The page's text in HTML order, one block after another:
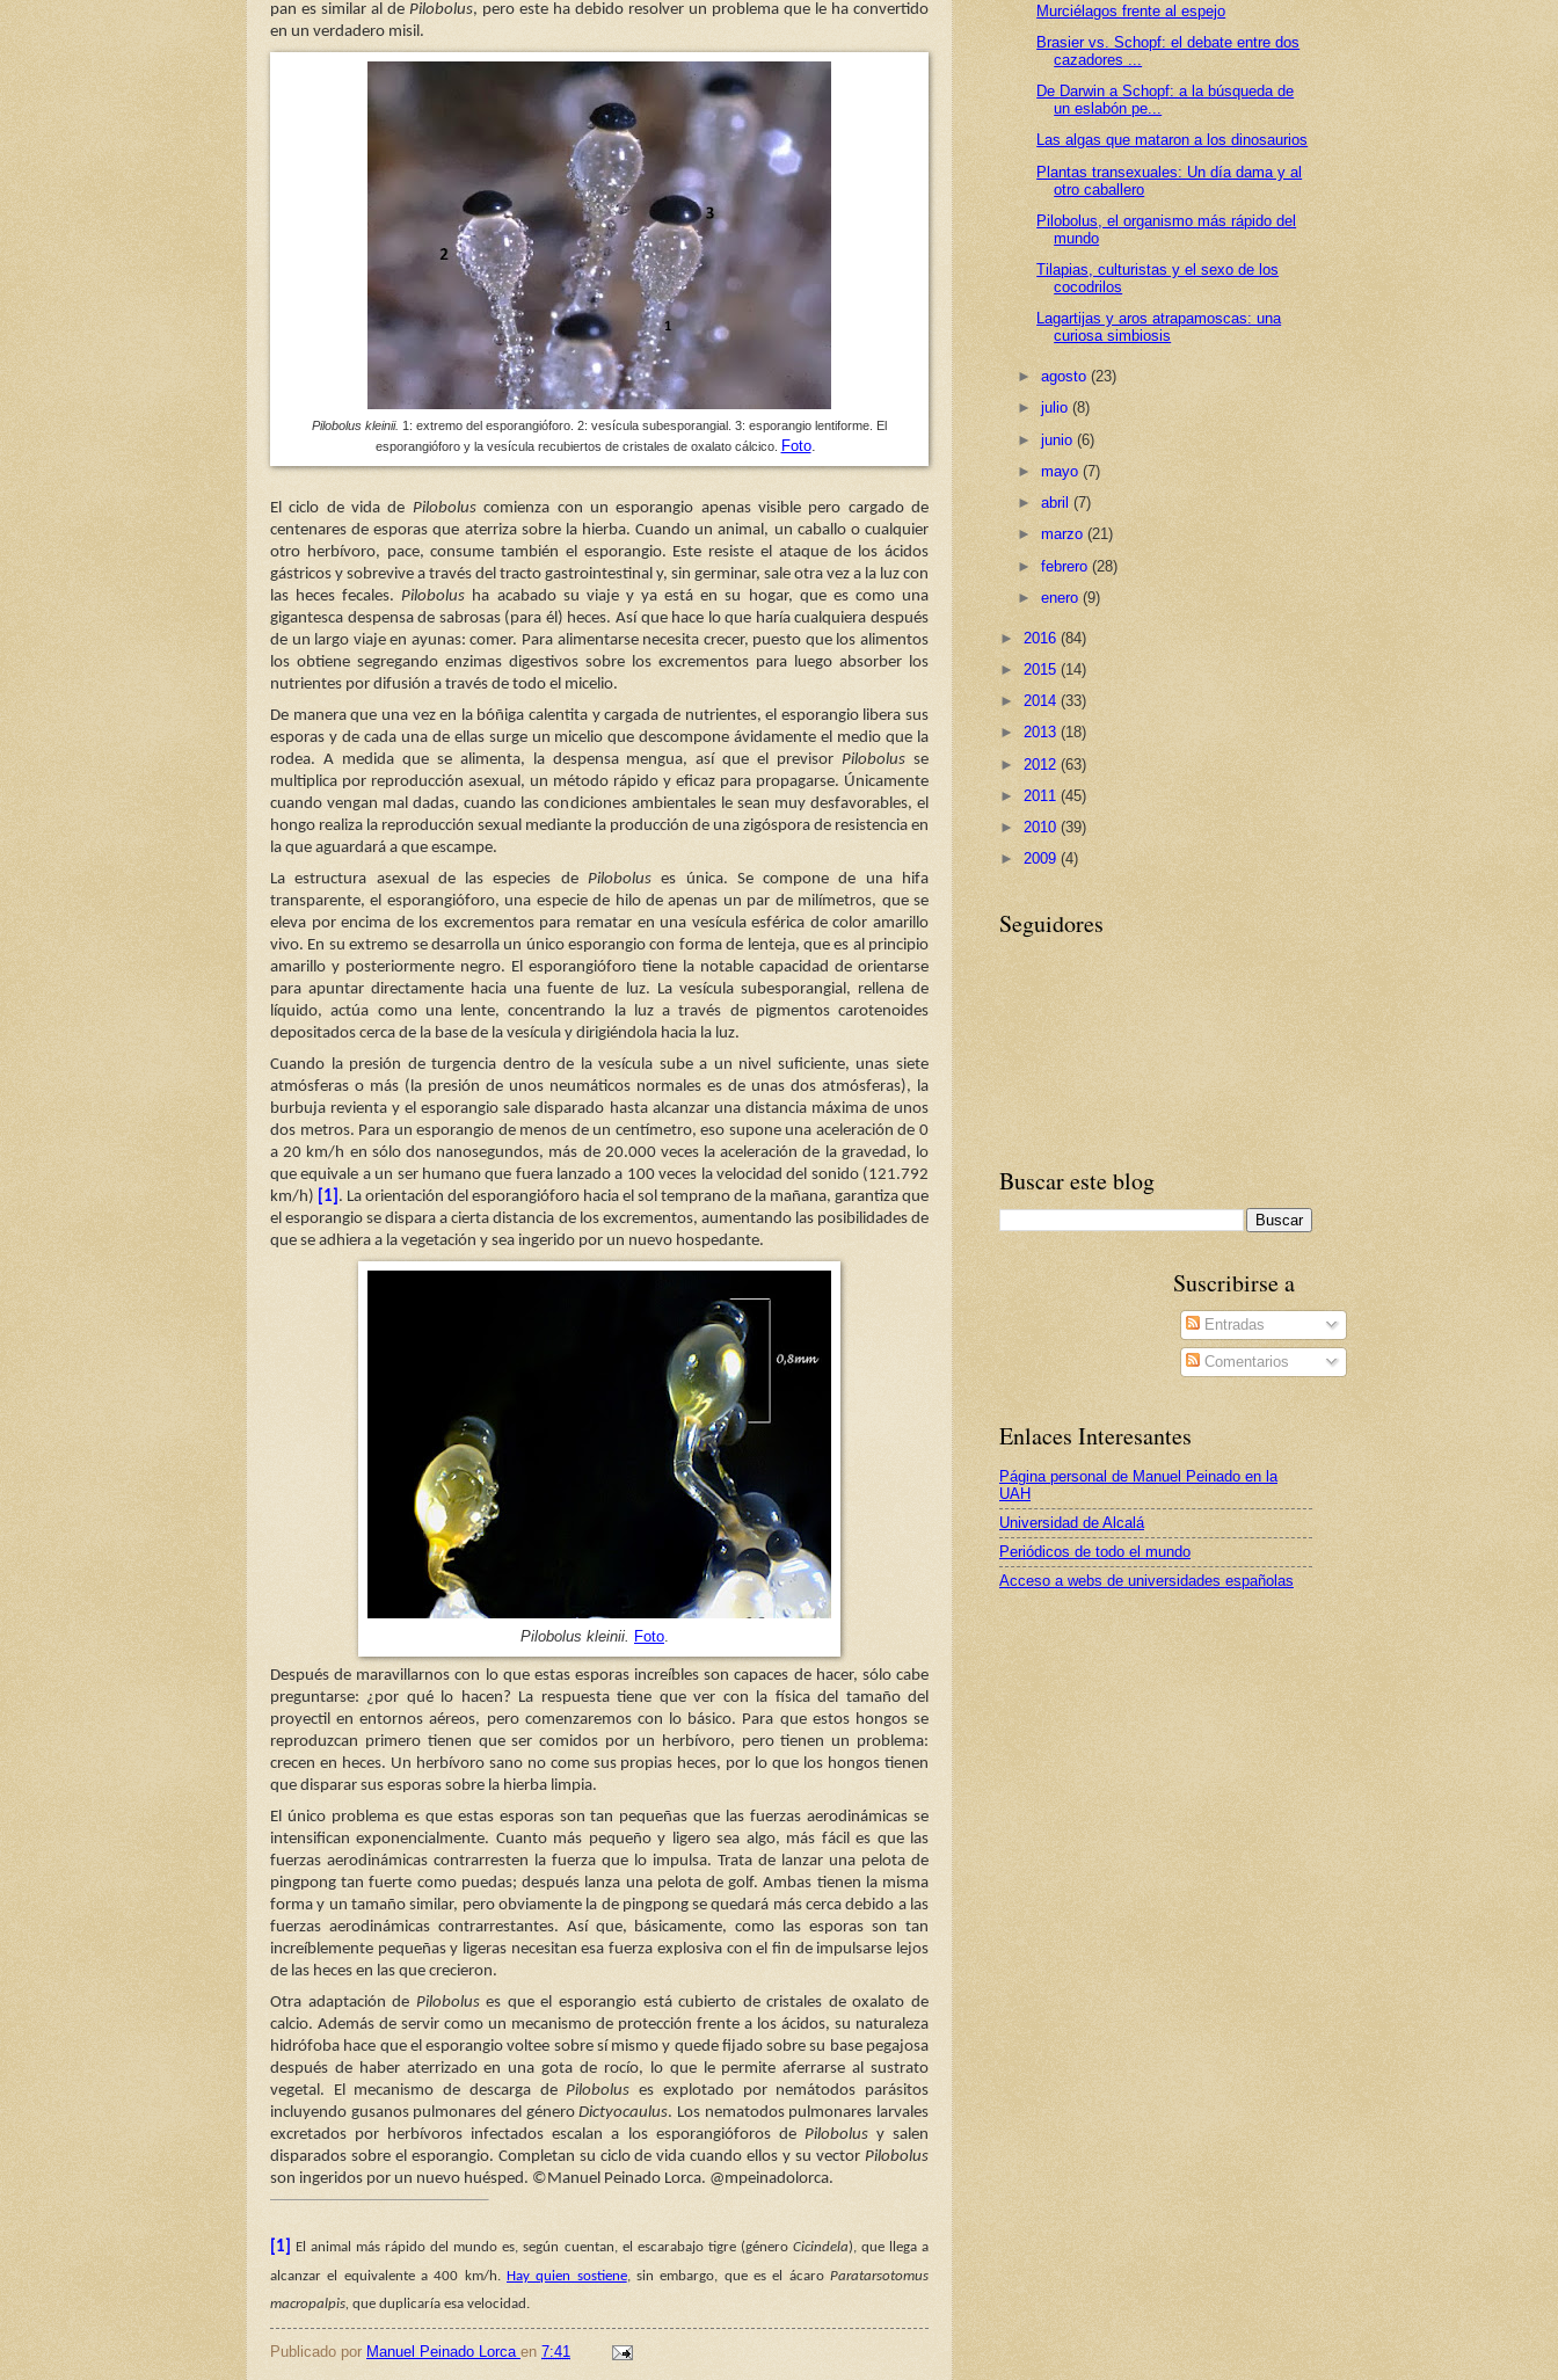
pan es similar al de Pilobolus, pero este ha debido resolver un problema que le ha convertido
en un verdadero misil.
Pilobolus kleinii. 1: extremo del esporangióforo. 2: vesícula subesporangial. 3: esporangio lentiforme. El
esporangióforo y la vesícula recubiertos de cristales de oxalato cálcico.
Foto.
El ciclo de vida de Piloboluscomienza con un esporangio apenas visible pero cargado de
centenares de esporas que aterriza sobre la hierba. Cuando un animal, un caballo o cualquier
otro herbívoro, pace, consume también el esporangio. Este resiste el ataque de los ácidos
gástricos y sobrevive a través del tracto gastrointestinal y, sin germinar, sale otra vez a la luz con
las heces fecales.Pilobolus ha acabado su viaje y ya está en su hogar, que es como una
gigantesca despensa de sabrosas (para él) heces. Así que hace lo que haría cualquiera después
de un largo viaje en ayunas: comer. Para alimentarse necesita crecer, puesto que los alimentos
los obtiene segregando enzimas digestivos sobre los excrementos para luego absorber los
nutrientes por difusión a través de todo el micelio.
De manera que una vez en la bóñiga calentita y cargada de nutrientes, el esporangio libera sus
esporas y de cada una de ellas surge un micelio que descompone ávidamente el medio que la
rodea. A medida que se alimenta, la despensa mengua, así que el previsorPilobolus se
multiplica por reproducción asexual, un método rápido y eficaz para propagarse. Únicamente
cuando vengan mal dadas, cuando las condiciones ambientales le sean muy desfavorables, el
hongo realiza la reproducción sexual mediante la producción de una zigóspora de resistencia en
la que aguardará a que escampe.
La estructura asexual de las especies de Pilobolus es única. Se compone de una hifa
transparente, el esporangióforo, una especie de hilo de apenas un par de milímetros, que se
eleva por encima de los excrementos para rematar en una vesícula esférica de color amarillo
vivo. En su extremo se desarrolla un único esporangio con forma de lenteja, que es al principio
amarillo y posteriormente negro. El esporangióforo tiene la notable capacidad de orientarse
para apuntar directamente hacia una fuente de luz. La vesícula subesporangial, rellena de
líquido, actúa como una lente, concentrando la luz a través de pigmentos carotenoides
depositados cerca de la base de la vesícula y dirigiéndola hacia la luz.
Cuando la presión de turgencia dentro de la vesícula sube a un nivel suficiente, unas siete
atmósferas o más (la presión de unos neumáticos normales es de unas dos atmósferas), la
burbuja revienta y el esporangio sale disparado hasta alcanzar una distancia máxima de unos
dos metros. Para un esporangio de menos de un centímetro, eso supone una aceleración de 0
a 20 km/h en sólo dos nanosegundos, más de 20.000 veces la aceleración de la gravedad, lo
que equivale a un ser humano que fuera lanzado a 100 veces la velocidad del sonido (121.792
km/h)
[1] . La orientación del esporangióforo hacia el sol temprano de la mañana, garantiza que
el esporangio se dispara a cierta distancia de los excrementos, aumentando las posibilidades de
que se adhiera a la vegetación y sea ingerido por un nuevo hospedante.
Pilobolus kleinii. Foto.
Después de maravillarnos con lo que estas esporas increíbles son capaces de hacer, sólo cabe
preguntarse: ¿por qué lo hacen? La respuesta tiene que ver con la física del tamaño del
proyectil en entornos aéreos, pero comenzaremos con lo básico. Para que estos hongos se
reproduzcan primero tienen que ser comidos por un herbívoro, pero tienen un problema:
crecen en heces. Un herbívoro sano no come sus propias heces, por lo que los hongos tienen
que disparar sus esporas sobre la hierba limpia.
El único problema es que estas esporas son tan pequeñas que las fuerzas aerodinámicas se
intensifican exponencialmente. Cuanto más pequeño y ligero sea algo, más fácil es que las
fuerzas aerodinámicas contrarresten la fuerza que lo impulsa. Trata de lanzar una pelota de
pingpong tan fuerte como puedas; después lanza una pelota de golf. Ambas tienen la misma
forma y un tamaño similar, pero obviamente la de pingpong se quedará más cerca debido a las
fuerzas aerodinámicas contrarrestantes. Así que, básicamente, como las esporas son tan
increíblemente pequeñas y ligeras necesitan esa fuerza explosiva con el fin de impulsarse lejos
de las heces en las que crecieron.
Otra adaptación de Piloboluses que el esporangio está cubierto de cristales de oxalato de
calcio. Además de servir como un mecanismo de protección frente a los ácidos, su naturaleza
hidrófoba hace que el esporangio voltee sobre sí mismo y quede fijado sobre su base pegajosa
después de haber aterrizado en una gota de rocío, lo que le permite aferrarse al sustrato
vegetal. El mecanismo de descarga dePilobolus es explotado por nemátodos parásitos
incluyendo gusanos pulmonares del géneroDictyocaulus. Los nematodos pulmonares larvales
excretados por herbívoros infectados escalan a los esporangióforos de Pilobolusy salen
disparados sobre el esporangio. Completan su ciclo de vida cuando ellos y su vector Pilobolus
son ingeridos por un nuevo huésped. ©Manuel Peinado Lorca. @mpeinadolorca.
[1] El animal más rápido del mundo es, según cuentan, el escarabajo tigre (género Cicindela), que llega a
alcanzar el equivalente a 400 km/h. Hay quien sostiene, sin embargo, que es el ácaroParatarsotomus
macropalpis, que duplicaría esa velocidad.
Publicado por Manuel Peinado Lorca en 7:41
Murciélagos frente al espejo
Brasier vs. Schopf: el debate entre dos
cazadores ...
De Darwin a Schopf: a la búsqueda de
un eslabón pe...
Las algas que mataron a los dinosaurios
Plantas transexuales: Un día dama y al
otro caballero
Pilobolus, el organismo más rápido del
mundo
Tilapias, culturistas y el sexo de los
cocodrilos
Lagartijas y aros atrapamoscas: una
curiosa simbiosis
►agosto(23)
►julio(8)
►junio(6)
►mayo(7)
►abril(7)
►marzo(21)
►febrero(28)
►enero(9)
► 2016 (84)
► 2015 (14)
► 2014 (33)
► 2013 (18)
► 2012 (63)
► 2011 (45)
► 2010 (39)
► 2009 (4)
Seguidores
Buscar este blog
Suscribirse a
Entradas
Comentarios
Enlaces Interesantes
Página personal de Manuel Peinado en la
UAH
Universidad de Alcalá
Periódicos de todo el mundo
Acceso a webs de universidades españolas